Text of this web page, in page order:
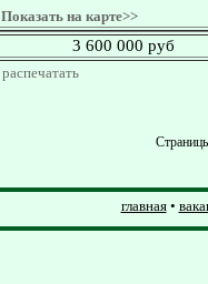
Показать на карте>>
3 600 000 руб
распечатать
главная•